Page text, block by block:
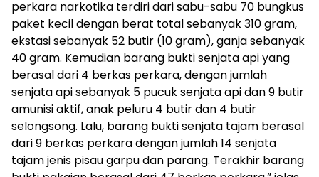
perkara narkotika terdiri dari sabu-sabu 70 bungkus
paket kecil dengan berat total sebanyak 310 gram,
ekstasi sebanyak 52 butir (10 gram), ganja sebanyak
40 gram. Kemudian barang bukti senjata api yang
berasal dari 4 berkas perkara, dengan jumlah
senjata api sebanyak 5 pucuk senjata api dan 9 butir
amunisi aktif, anak peluru 4 butir dan 4 butir
selongsong. Lalu, barang bukti senjata tajam berasal
dari 9 berkas perkara dengan jumlah 14 senjata
tajam jenis pisau garpu dan parang. Terakhir barang